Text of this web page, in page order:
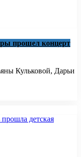
прошел концерт
Кульковой, Дарьи